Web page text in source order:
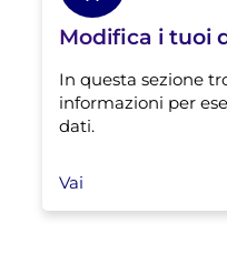
Modifica i tuoi
In questa sezione
informazioni per
dati.
Vai